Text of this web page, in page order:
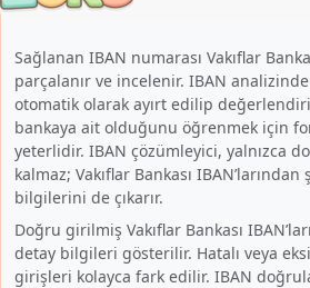
Sağlanan IBAN numarası Vakıflar
parçalanır ve incelenir. IBAN analizinde
otomatik olarak ayırt edilip
bankaya ait olduğunu öğrenmek için
yeterlidir. IBAN çözümleyici, yalnızca
kalmaz; Vakıflar Bankası
bilgilerini de çıkarır.
Doğru girilmiş Vakıflar Bankası
detay bilgileri gösterilir. Hatalı veya
girişleri kolayca fark edilir. IBAN